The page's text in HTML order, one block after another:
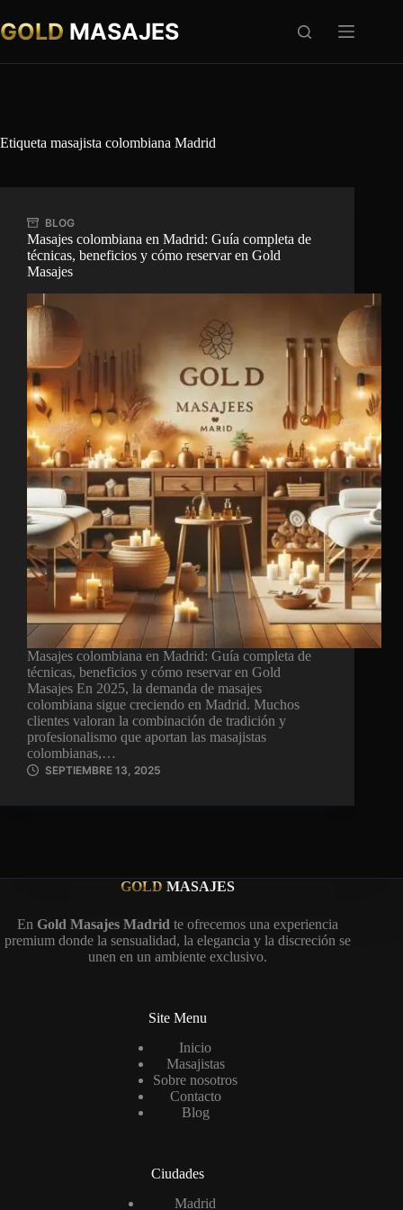
al
contenido
GOLD MASAJES
Etiqueta masajista colombiana Madrid
BLOG
Masajes colombiana en Madrid: Guía completa de
técnicas, beneficios y cómo reservar en Gold
Masajes
Masajes colombiana en Madrid: Guía completa de
técnicas, beneficios y cómo reservar en Gold
Masajes En 2025, la demanda de masajes
colombiana sigue creciendo en Madrid. Muchos
clientes valoran la combinación de tradición y
profesionalismo que aportan las masajistas
colombianas,…
SEPTIEMBRE 13, 2025
GOLD MASAJES
En Gold Masajes Madrid te ofrecemos una experiencia
premium donde la sensualidad, la elegancia y la discreción se
unen en un ambiente exclusivo.
Site Menu
Inicio
Masajistas
Sobre nosotros
Contacto
Blog
Ciudades
Madrid